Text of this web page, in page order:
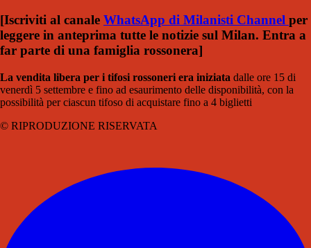
[Iscriviti al canale WhatsApp di Milanisti Channel per
leggere in anteprima tutte le notizie sul Milan. Entra a
far parte di una famiglia rossonera]
La vendita libera per i tifosi rossoneri era iniziata dalle ore 15 di
venerdì 5 settembre e fino ad esaurimento delle disponibilità, con la
possibilità per ciascun tifoso di acquistare fino a 4 biglietti
© RIPRODUZIONE RISERVATA